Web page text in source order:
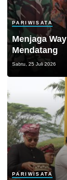
PARIWISATA
Menjaga
Mendatang
Sabtu, 25 Juli 2026
PARIWISATA